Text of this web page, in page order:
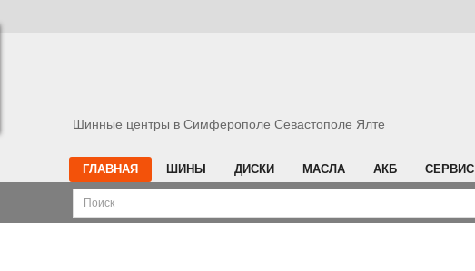
Шинные центры в Симферополе Севастополе Ялте
ГЛАВНАЯ ШИНЫ ДИСКИ МАСЛА АКБ СЕРВИС